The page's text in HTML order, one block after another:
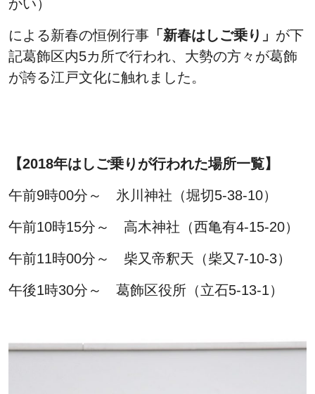
かい）
による新春の恒例行事 「新春はしご乗り」 が下
記葛飾区内5カ所で行われ、大勢の方々が葛飾
が誇る江戸文化に触れました。
【2018年はしご乗りが行われた場所一覧】
午前9時00分～ 氷川神社（堀切5-38-10）
午前10時15分～ 高木神社（西亀有4-15-20）
午前11時00分～ 柴又帝釈天（柴又7-10-3）
午後1時30分～ 葛飾区役所（立石5-13-1）